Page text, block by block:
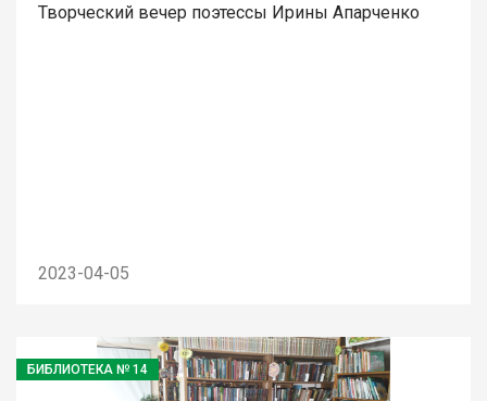
Творческий вечер поэтессы Ирины Апарченко
2023-04-05
БИБЛИОТЕКА № 14